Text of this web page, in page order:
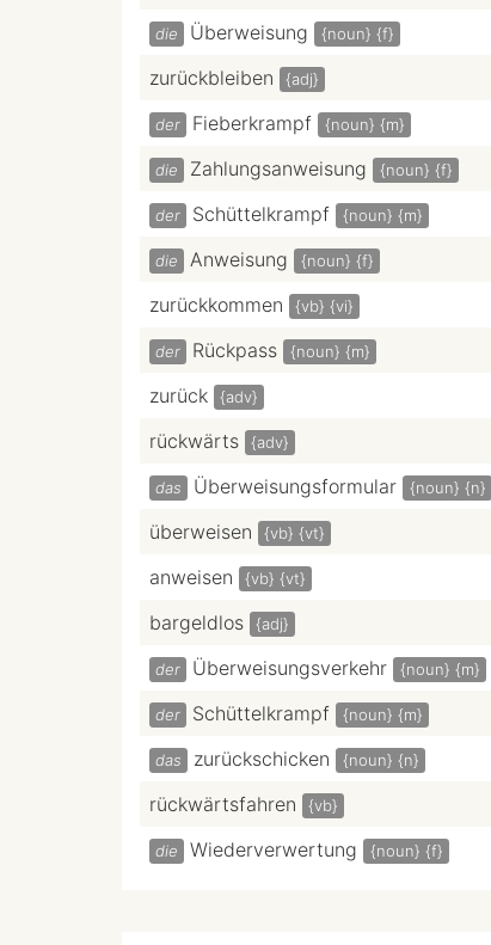
die Überweisung {noun} {f}
zurückbleiben {adj}
der Fieberkrampf {noun} {m}
die Zahlungsanweisung {noun} {f}
der Schüttelkrampf {noun} {m}
die Anweisung {noun} {f}
zurückkommen {vb} {vi}
der Rückpass {noun} {m}
zurück {adv}
rückwärts {adv}
das Überweisungsformular {noun} {n}
überweisen {vb} {vt}
anweisen {vb} {vt}
bargeldlos {adj}
der Überweisungsverkehr {noun} {m}
der Schüttelkrampf {noun} {m}
das zurückschicken {noun} {n}
rückwärtsfahren {vb}
die Wiederverwertung {noun} {f}